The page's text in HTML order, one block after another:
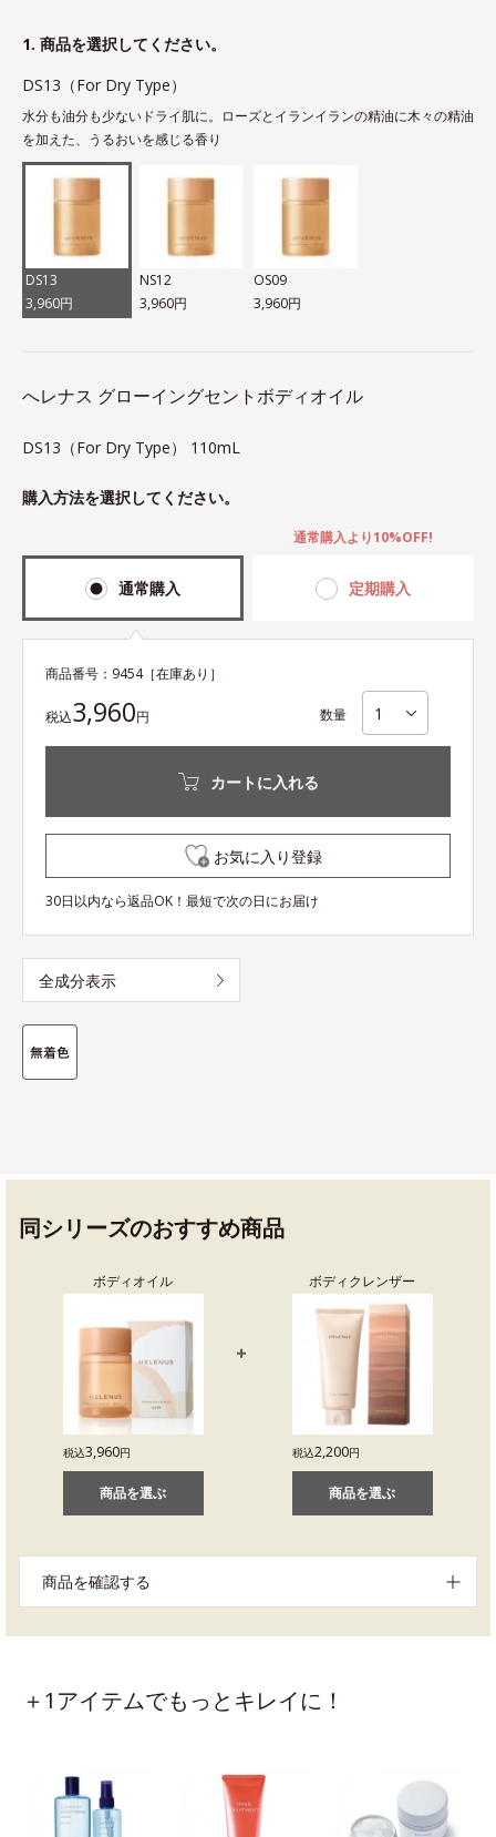
1. 商品を選択してください。
DS13（For Dry Type）
水分も油分も少ないドライ肌に。ローズとイランイランの精油に木々の精油
を加えた、うるおいを感じる香り
DS13
3,960円
NS12
3,960円
OS09
3,960円
へレナス グローイングセントボディオイル
DS13（For Dry Type） 110mL
購入方法を選択してください。
通常購入 定期購入
通常購入より10%OFF!
商品番号： 9454［在庫あり］
税込3,960円 数量
カートに入れる
お気に入り登録
30日以内なら返品OK！最短で次の日にお届け
全成分表示
同シリーズのおすすめ商品
ボディオイル
税込3,960円
商品を選ぶ
ボディクレンザー
税込2,200円
商品を選ぶ
商品を確認する
＋1アイテムでもっとキレイに！